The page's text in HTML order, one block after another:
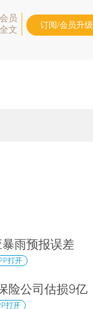
员
文
订阅/会员升级
雨预报误差
打开
险公司估损9亿
打开